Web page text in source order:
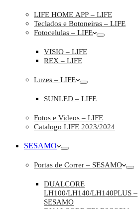
LIFE HOME APP – LIFE
Teclados e Botoneiras – LIFE
Fotocelulas – LIFE
VISIO – LIFE
REX – LIFE
Luzes – LIFE
SUNLED – LIFE
Fotos e Videos – LIFE
Catalogo LIFE 2023/2024
SESAMO
Portas de Correr – SESAMO
DUALCORE
LH100/LH140/LH140PLUS –
SESAMO